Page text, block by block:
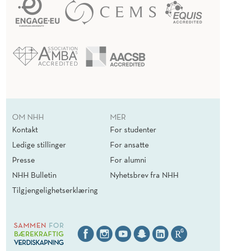
OM NHH
Kontakt
Ledige stillinger
Presse
NHH Bulletin
Tilgjengelighetserklæring
MER
For studenter
For ansatte
For alumni
Nyhetsbrev fra NHH